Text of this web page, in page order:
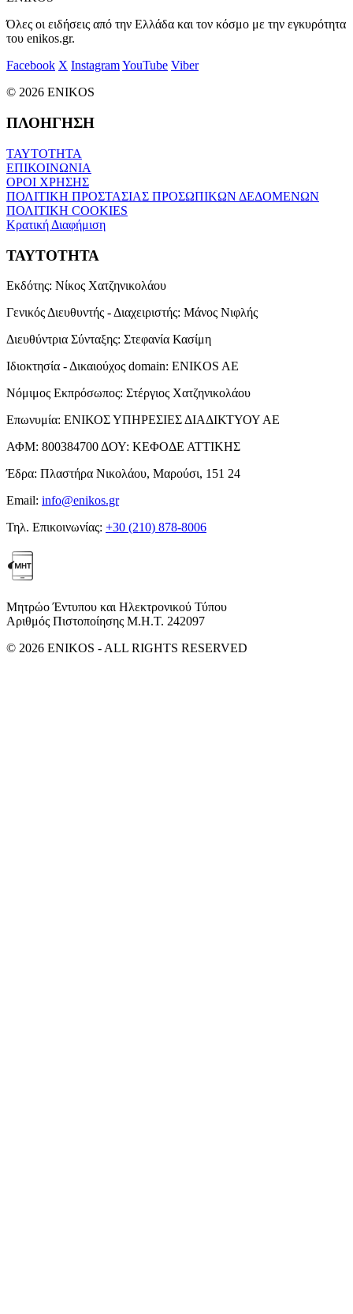
Όλες οι ειδήσεις από την Ελλάδα και τον κόσμο με την εγκυρότητα
του enikos.gr.
Facebook X InstagramYouTube Viber
© 2026 ENIKOS
ΠΛΟΗΓΗΣΗ
ΤΑΥΤΟΤΗΤΑ
ΕΠΙΚΟΙΝΩΝΙΑ
ΟΡΟΙ ΧΡΗΣΗΣ
ΠΟΛΙΤΙΚΗ ΠΡΟΣΤΑΣΙΑΣ ΠΡΟΣΩΠΙΚΩΝ ΔΕΔΟΜΕΝΩΝ
ΠΟΛΙΤΙΚΗ COOKIES
Κρατική Διαφήμιση
ΤΑΥΤΟΤΗΤΑ
Εκδότης: Νίκος Χατζηνικολάου
Γενικός Διευθυντής - Διαχειριστής: Μάνος Νιφλής
Διευθύντρια Σύνταξης: Στεφανία Κασίμη
Ιδιοκτησία - Δικαιούχος domain: ENIKOS AE
Νόμιμος Εκπρόσωπος: Στέργιος Χατζηνικολάου
Επωνυμία: ΕΝΙΚΟΣ ΥΠΗΡΕΣΙΕΣ ΔΙΑΔΙΚΤΥΟΥ ΑΕ
ΑΦΜ: 800384700 ΔΟΥ: ΚΕΦΟΔΕ ΑΤΤΙΚΗΣ
Έδρα: Πλαστήρα Νικολάου, Μαρούσι, 151 24
Email: info@enikos.gr
Τηλ. Επικοινωνίας: +30 (210) 878-8006
Μητρώο Έντυπου και Ηλεκτρονικού Τύπου
Αριθμός Πιστοποίησης Μ.Η.Τ. 242097
© 2026 ENIKOS - ALL RIGHTS RESERVED